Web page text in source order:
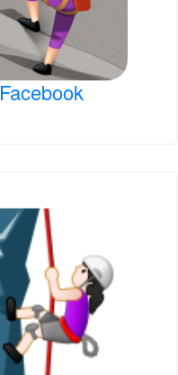
Facebook